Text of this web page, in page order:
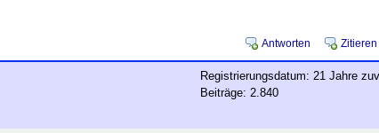
Antworten Zitieren
Registrierungsdatum: 21 Jahre
Beiträge: 2.840